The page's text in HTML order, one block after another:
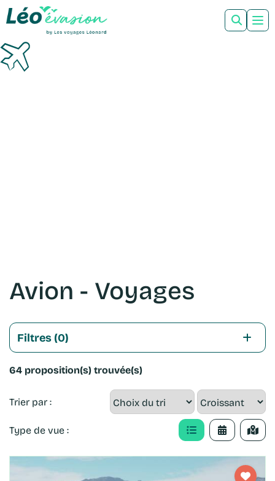
Avion - Voyages
Filtres(0)
64 proposition(s) trouvée(s)
Trier par :
Type de vue :